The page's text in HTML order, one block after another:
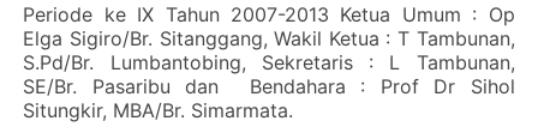
Periode ke IX Tahun 2007-2013 Ketua Umum : Op
Elga Sigiro/Br. Sitanggang, Wakil Ketua : T Tambunan,
S.Pd/Br. Lumbantobing, Sekretaris : L Tambunan,
SE/Br. Pasaribu dan Bendahara : Prof Dr Sihol
Situngkir, MBA/Br. Simarmata.